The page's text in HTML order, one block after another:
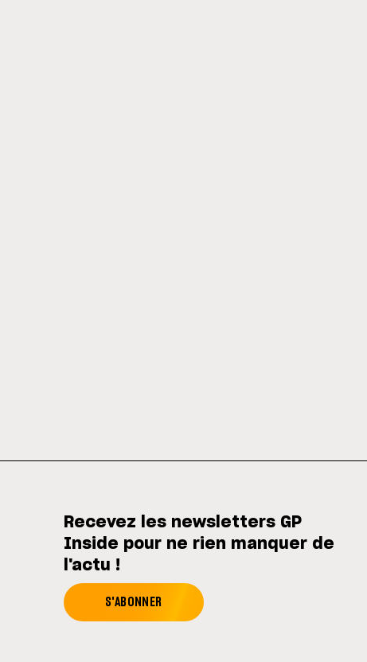
Recevez les newsletters GP
Inside pour ne rien manquer de
l'actu !
S'ABONNER